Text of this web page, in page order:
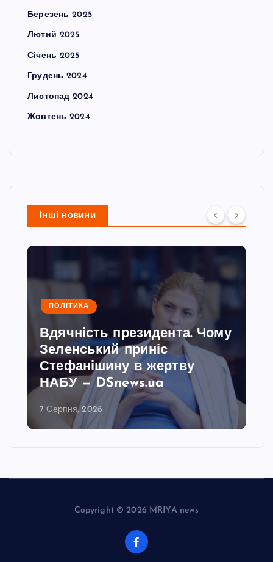
Березень 2025
Лютий 2025
Січень 2025
Грудень 2024
Листопад 2024
Жовтень 2024
Інші новини
ПОЛІТИКА
Вдячність президента. Чому
Зеленський приніс
Стефанішину в жертву
НАБУ — DSnews.ua
7 Серпня, 2026
Copyright © 2026 MRIYA news